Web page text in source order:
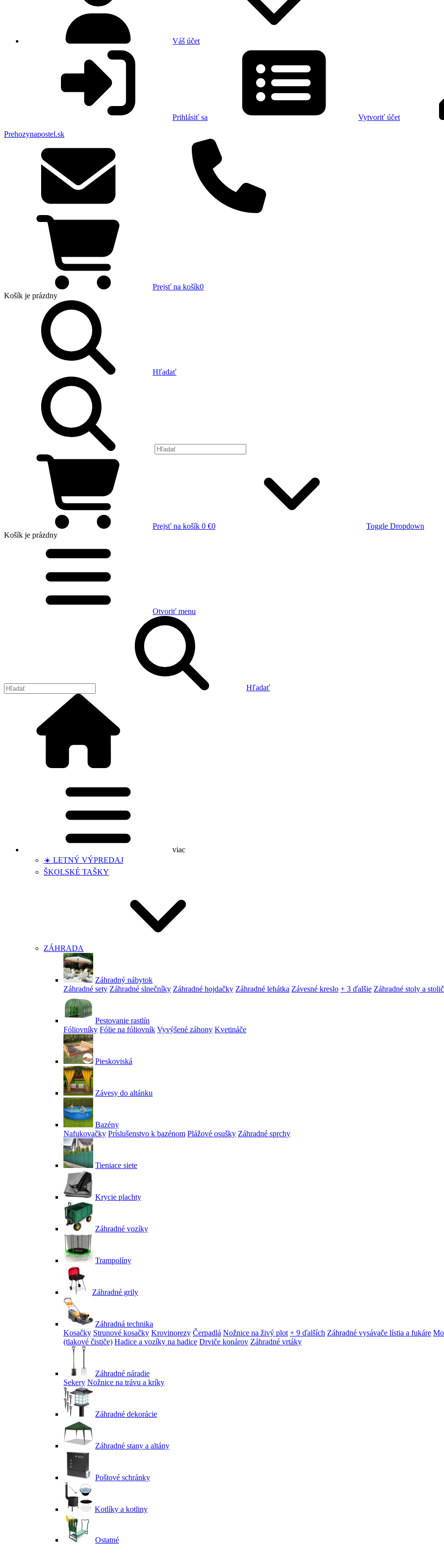
Váš účet
Prihlásiť sa Vytvoriť účet
Prehozynapostel.sk
Prejsť na košík0
Košík je prázdny
Hľadať
Prejsť na košík 0 €0
Toggle Dropdown
Košík je prázdny
Otvoriť menu
Hľadať
viac
☀️ LETNÝ VÝPREDAJ
ŠKOLSKÉ TAŠKY
ZÁHRADA
Záhradný nábytok
Záhradné sety Záhradné slnečníky Záhradné hojdačky Záhradné lehátka Závesné kreslo + 3 ďalšie Záhradné stoly a
Pestovanie rastlín
Fóliovníky Fólie na fóliovník Vyvýšené záhony Kvetináče
Pieskoviská
Závesy do altánku
Bazény
Nafukovačky Príslušenstvo k bazénom Plážové osušky Záhradné sprchy
Tieniace siete
Krycie plachty
Záhradné vozíky
Trampolíny
Záhradné grily
Záhradná technika
Kosačky Strunové kosačky Krovinorezy Čerpadlá Nožnice na živý plot + 9 ďalších Záhradné vysávače lístia a fukáre
(tlakové čističe) Hadice a vozíky na hadice Drviče konárov Záhradné vrtáky
Záhradné náradie
Sekery Nožnice na trávu a kríky
Záhradné dekorácie
Záhradné stany a altány
Poštové schránky
Kotlíky a kotliny
Ostatné